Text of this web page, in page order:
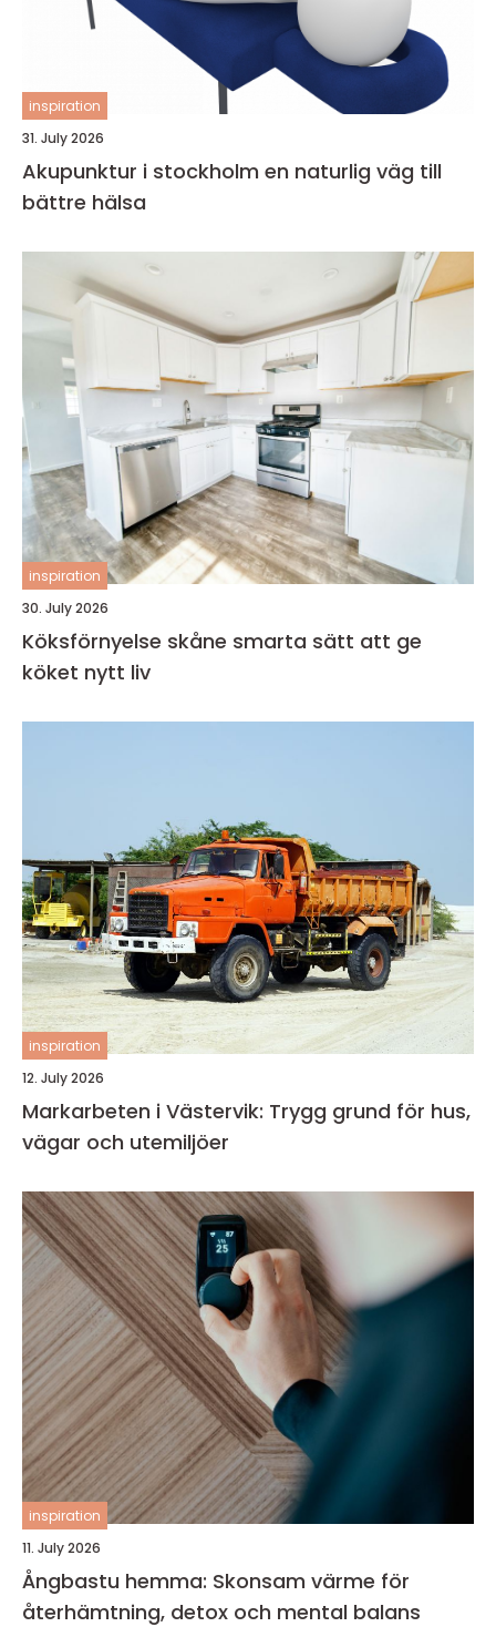
inspiration
31. July 2026
Akupunktur i stockholm en naturlig väg till
bättre hälsa
inspiration
30. July 2026
Köksförnyelse skåne smarta sätt att ge
köket nytt liv
inspiration
12. July 2026
Markarbeten i Västervik: Trygg grund för hus,
vägar och utemiljöer
inspiration
11. July 2026
Ångbastu hemma: Skonsam värme för
återhämtning, detox och mental balans